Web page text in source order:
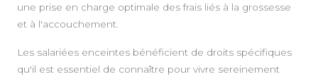
une prise en charge optimale des frais liés à la grossesse
et à l'accouchement.
Les salariées enceintes bénéficient de droits spécifiques
qu'il est essentiel de connaître pour vivre sereinement